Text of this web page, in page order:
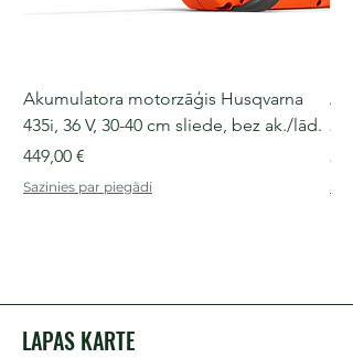
Akumulatora motorzāģis Husqvarna
435i, 36 V, 30-40 cm sliede, bez ak./lād.
Cena
449,00 €
Sazinies par piegādi
LAPAS KARTE